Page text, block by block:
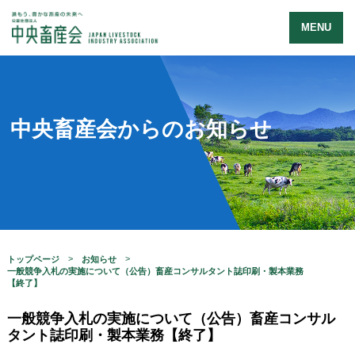
MENU
中央畜産会からのお知らせ
トップページ
お知らせ
一般競争入札の実施について（公告）畜産コンサルタント誌印刷・製本業務
【終了】
一般競争入札の実施について（公告）畜産コンサル
タント誌印刷・製本業務【終了】